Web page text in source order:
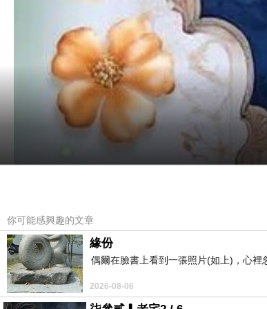
你可能感興趣的文章
緣份
偶爾在臉書上看到一張照片(如上)，心
2026-08-06